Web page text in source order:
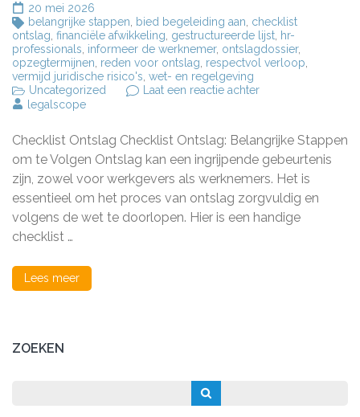
20 mei 2026
belangrijke stappen
bied begeleiding aan checklist
ontslag financiële afwikkeling gestructureerde lijst hr-
professionals informeer de werknemer, ontslagdossier,
opzegtermijnen reden voor ontslag respectvol verloop
vermijd juridische risico's wet- en regelgeving
Uncategorized
Laat een reactie achterop
voor
een
Correct
Ontslagproces
legalscope
Checklist Ontslag Checklist Ontslag: Belangrijke Stappen
om te Volgen Ontslag kan een ingrijpende gebeurtenis
zijn, zowel voor werkgevers als werknemers. Het is
essentieel om het proces van ontslag zorgvuldig en
volgens de wet te doorlopen. Hier is een handige
checklist …
Lees meer
ZOEKEN